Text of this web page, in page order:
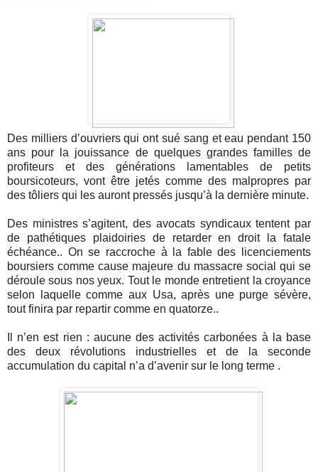
Des milliers d’ouvriers qui ont sué sang et eau pendant 150
ans pour la jouissance de quelques grandes familles de
profiteurs et des générations lamentables de petits
boursicoteurs, vont être jetés comme des malpropres par
des tôliers qui les auront pressés jusqu’à la dernière minute.
Des ministres s’agitent, des avocats syndicaux tentent par
de pathétiques plaidoiries de retarder en droit la fatale
échéance.. On se raccroche à la fable des licenciements
boursiers comme cause majeure du massacre social qui se
déroule sous nos yeux. Tout le monde entretient la croyance
selon laquelle comme aux Usa, après une purge sévère,
tout finira par repartir comme en quatorze..
Il n’en est rien : aucune des activités carbonées à la base
des deux révolutions industrielles et de la seconde
accumulation du capital n’a d’avenir sur le long terme .